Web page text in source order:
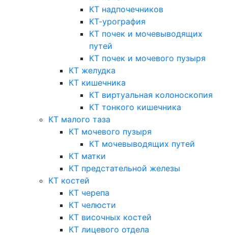
КТ надпочечников
КТ-урография
КТ почек и мочевыводящих
путей
КТ почек и мочевого пузыря
КТ желудка
КТ кишечника
КТ виртуальная колоноскопия
КТ тонкого кишечника
КТ малого таза
КТ мочевого пузыря
КТ мочевыводящих путей
КТ матки
КТ предстательной железы
КТ костей
КТ черепа
КТ челюсти
КТ височных костей
КТ лицевого отдела